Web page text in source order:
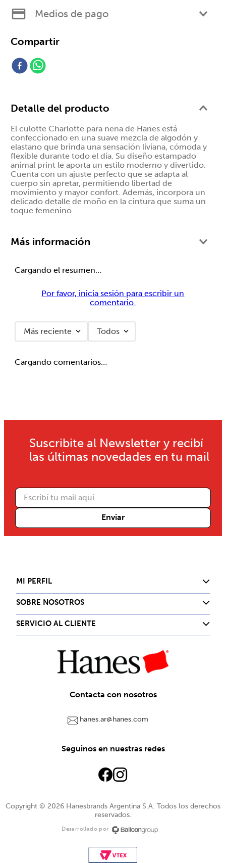
Medios de pago
Detalle del producto
El culotte Charlotte para nena de Hanes está
confeccionado en una suave mezcla de algodón y
elastano que brinda una sensación liviana, cómoda y
flexible durante todo el día. Su diseño estampado
animal print le aporta un estilo moderno y divertido.
Cuenta con un ajuste perfecto que se adapta al
cuerpo sin apretar, permitiendo libertad de
movimiento y mayor confort. Además, incorpora un
delicado detalle de moño en la cintura que suma un
toque femenino.
Más información
Cargando el resumen…
Por favor, inicia sesión para escribir un
comentario.
Más reciente Todos
Cargando comentarios…
Suscribite al Newsletter y recibí
las últimas novedades en tu mail
Enviar
MI PERFIL
SOBRE NOSOTROS
SERVICIO AL CLIENTE
Contacta con nosotros
hanes.ar@hanes.com
Seguinos en nuestras redes
Copyright © 2026 Hanesbrands Argentina S.A. Todos los derechos
reservados.
Desarrollado por